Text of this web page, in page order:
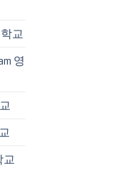
교
영
교